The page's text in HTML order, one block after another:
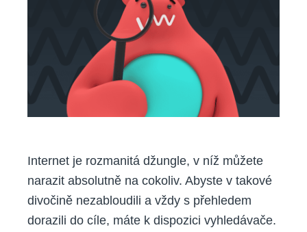
svou
stranu
díky
linkbuildingu
Internet je rozmanitá džungle, v níž můžete
narazit absolutně na cokoliv. Abyste v takové
divočině nezabloudili a vždy s přehledem
dorazili do cíle, máte k dispozici vyhledávače.